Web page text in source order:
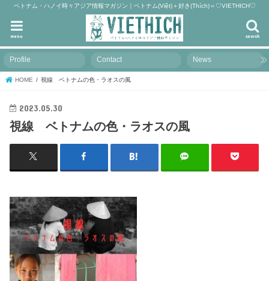
ベトナム・ハノイ時々アジア情報マガジン｜ベトナム(Việt)＋好き(Thích)＝♡VIETHICH♡
search
menu
Profile Contact News
HOME 視線 ベトナムの色・ラオスの風
2023.05.30
視線 ベトナムの色・ラオスの風